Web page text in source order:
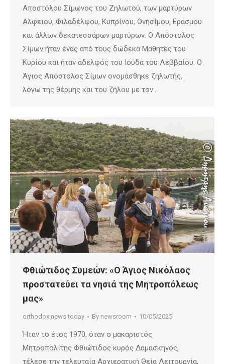
Αποστόλου Σίμωνος του Ζηλωτού, των μαρτύρων
Αλφειού, Φιλαδέλφου, Κυπρίνου, Ονησίμου, Εράσμου
και άλλων δεκατεσσάρων μαρτύρων. Ο Απόστολος
Σίμων ήταν ένας από τους δώδεκα Μαθητές του
Κυρίου και ήταν αδελφός του Ιούδα του Λεββαίου. Ο
Άγιος Απόστολος Σίμων ονομάσθηκε ζηλωτής,
λόγω της θέρμης και του ζήλου με τον…
Φθιώτιδος Συμεών: «Ο Άγιος Νικόλαος
προστατεύει τα νησιά της Μητροπόλεως
μας»
orthodox news today By newsroom 10/05/2025
Ήταν το έτος 1970, όταν ο μακαριστός
Μητροπολίτης Φθιώτιδος κυρός Δαμασκηνός,
τέλεσε την τελευταία Αρχιερατική Θεία Λειτουργία,